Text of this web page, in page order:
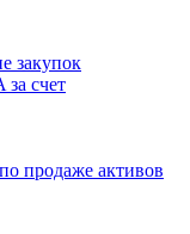
закупок
счет
продаже активов